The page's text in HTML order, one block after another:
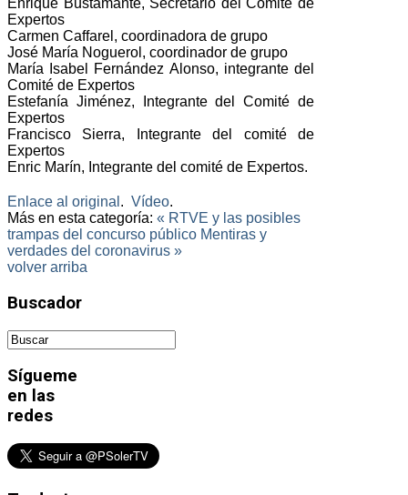
Enrique Bustamante, Secretario del Comité de
Expertos
Carmen Caffarel, coordinadora de grupo
José María Noguerol, coordinador de grupo
María Isabel Fernández Alonso, integrante del
Comité de Expertos
Estefanía Jiménez, Integrante del Comité de
Expertos
Francisco Sierra, Integrante del comité de
Expertos
Enric Marín, Integrante del comité de Expertos.
Enlace al original . Vídeo.
Más en esta categoría: « RTVE y las posibles
trampas del concurso público Mentiras y
verdades del coronavirus »
volver arriba
Buscador
Sígueme
en las
redes